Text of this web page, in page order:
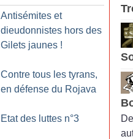
Antisémites et
dieudonnistes hors des
Gilets jaunes !
Contre tous les tyrans,
en défense du Rojava
Etat des luttes n°3